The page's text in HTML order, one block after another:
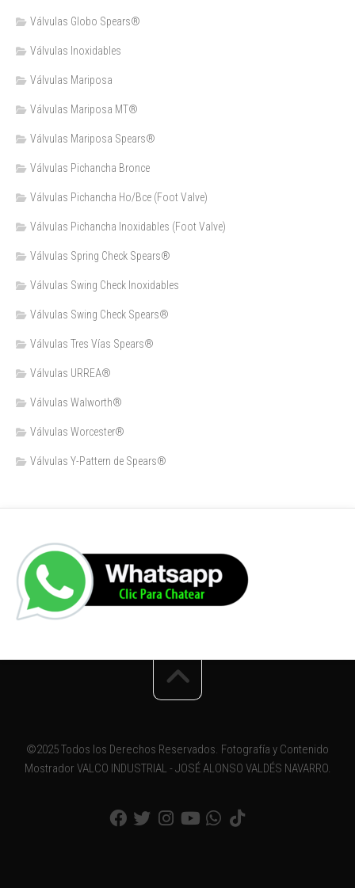
Válvulas Globo Spears®
Válvulas Inoxidables
Válvulas Mariposa
Válvulas Mariposa MT®
Válvulas Mariposa Spears®
Válvulas Pichancha Bronce
Válvulas Pichancha Ho/Bce (Foot Valve)
Válvulas Pichancha Inoxidables (Foot Valve)
Válvulas Spring Check Spears®
Válvulas Swing Check Inoxidables
Válvulas Swing Check Spears®
Válvulas Tres Vías Spears®
Válvulas URREA®
Válvulas Walworth®
Válvulas Worcester®
Válvulas Y-Pattern de Spears®️
©2025 Todos los Derechos Reservados. Fotografía y Contenido
Mostrador VALCO INDUSTRIAL - JOSÉ ALONSO VALDÉS NAVARRO.